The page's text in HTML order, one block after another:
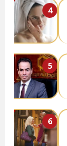
4
5
6